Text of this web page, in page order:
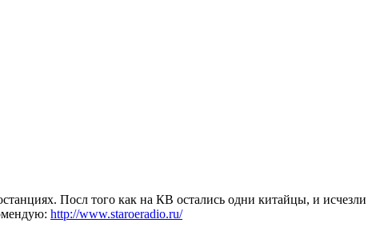
Посл того как на КВ остались одни китайцы, и исчезли
http://www.staroeradio.ru/